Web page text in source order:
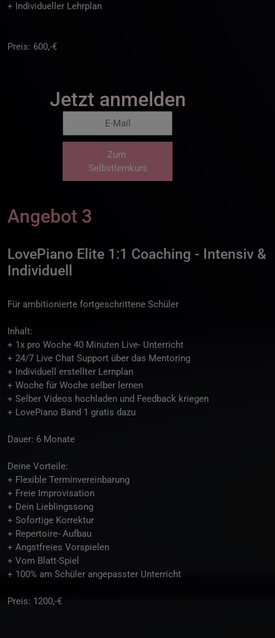
+ Individueller Lehrplan
Preis: 600,-€
Jetzt anmelden
Zum
Selbstlernkurs
Angebot 3
LovePiano Elite 1:1 Coaching - Intensiv &
Individuell
Für ambitionierte fortgeschrittene Schüler
Inhalt:
+ 1x pro Woche 40 Minuten Live- Unterricht
+ 24/7 Live Chat Support über das Mentoring
+ Individuell erstellter Lernplan
+ Woche für Woche selber lernen
+ Selber Videos hochladen und Feedback kriegen
+ LovePiano Band 1 gratis dazu
Dauer: 6 Monate
Deine Vorteile:
+ Flexible Terminvereinbarung
+ Freie Improvisation
+ Dein Lieblingssong
+ Sofortige Korrektur
+ Repertoire- Aufbau
+ Angstfreies Vorspielen
+ Vom Blatt-Spiel
+ 100% am Schüler angepasster Unterricht
Preis: 1200,-€